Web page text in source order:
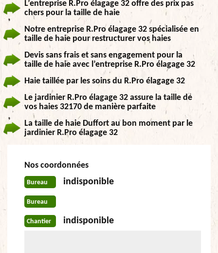
L’entreprise R.Pro élagage 32 offre des prix pas
chers pour la taille de haie
Notre entreprise R.Pro élagage 32 spécialisée en
taille de haie pour restructurer vos haies
Devis sans frais et sans engagement pour la
taille de haie avec l’entreprise R.Pro élagage 32
Haie taillée par les soins du R.Pro élagage 32
Le jardinier R.Pro élagage 32 assure la taille de
vos haies 32170 de manière parfaite
La taille de haie Duffort au bon moment par le
jardinier R.Pro élagage 32
Nos coordonnées
Bureau indisponible
Bureau
Chantier indisponible